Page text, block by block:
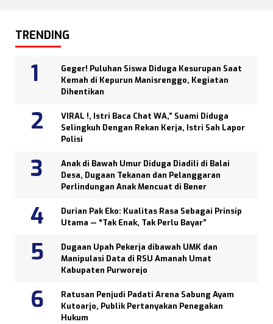
TRENDING
Geger! Puluhan Siswa Diduga Kesurupan Saat
Kemah di Kepurun Manisrenggo, Kegiatan
Dihentikan
VIRAL !, Istri Baca Chat WA,” Suami Diduga
Selingkuh Dengan Rekan Kerja, Istri Sah Lapor
Polisi
Anak di Bawah Umur Diduga Diadili di Balai
Desa, Dugaan Tekanan dan Pelanggaran
Perlindungan Anak Mencuat di Bener
Durian Pak Eko: Kualitas Rasa Sebagai Prinsip
Utama — “Tak Enak, Tak Perlu Bayar”
Dugaan Upah Pekerja dibawah UMK dan
Manipulasi Data di RSU Amanah Umat
Kabupaten Purworejo
Ratusan Penjudi Padati Arena Sabung Ayam
Kutoarjo, Publik Pertanyakan Penegakan
Hukum